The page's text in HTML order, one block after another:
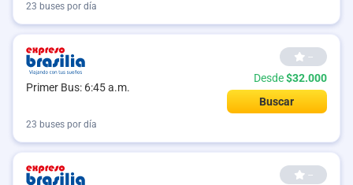
23 buses por día
Primer Bus: 6:45 a.m.
--
Desde$32.000
Buscar
23 buses por día
--